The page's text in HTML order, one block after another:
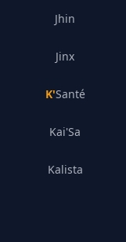
Jhin
Jinx
K'Santé
Kai'Sa
Kalista